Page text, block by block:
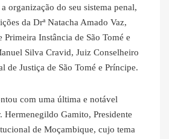
organização do seu sistema penal,
da Drª Natacha Amado Vaz,
Primeira Instância de São Tomé e
Silva Cravid, Juiz Conselheiro
de Justiça de São Tomé e Príncipe.
com uma última e notável
Hermenegildo Gamito, Presidente
de Moçambique, cujo tema